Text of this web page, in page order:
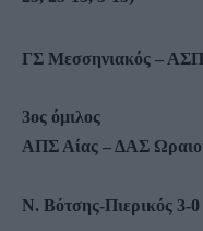
ΓΣ Μεσσηνιακός – ΑΣΠ
3ος όμιλος
ΑΠΣ Αίας – ΔΑΣ
Ν. Βότσης-Πιερικός 3-